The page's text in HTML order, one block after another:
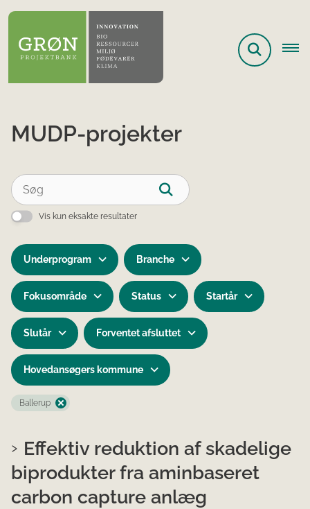
MUDP-projekter
Vis kun eksakte resultater
Underprogram Branche
Fokusområde Status Startår
Slutår Forventet afsluttet
Hovedansøgers kommune
Ballerup
Effektiv reduktion af skadelige
biprodukter fra aminbaseret
carbon capture anlæg